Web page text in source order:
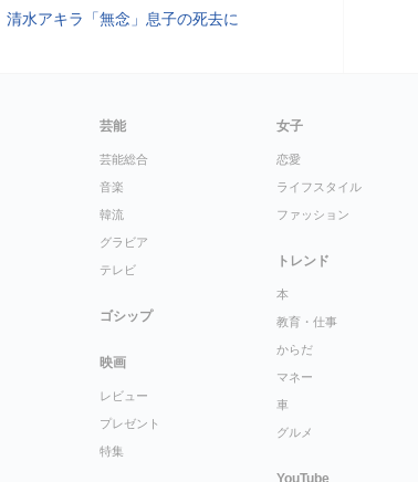
清水アキラ「無念」息子の死去に
芸能
芸能総合
音楽
韓流
グラビア
テレビ
ゴシップ
映画
レビュー
プレゼント
特集
女子
恋愛
ライフスタイル
ファッション
トレンド
本
教育・仕事
からだ
マネー
車
グルメ
YouTube